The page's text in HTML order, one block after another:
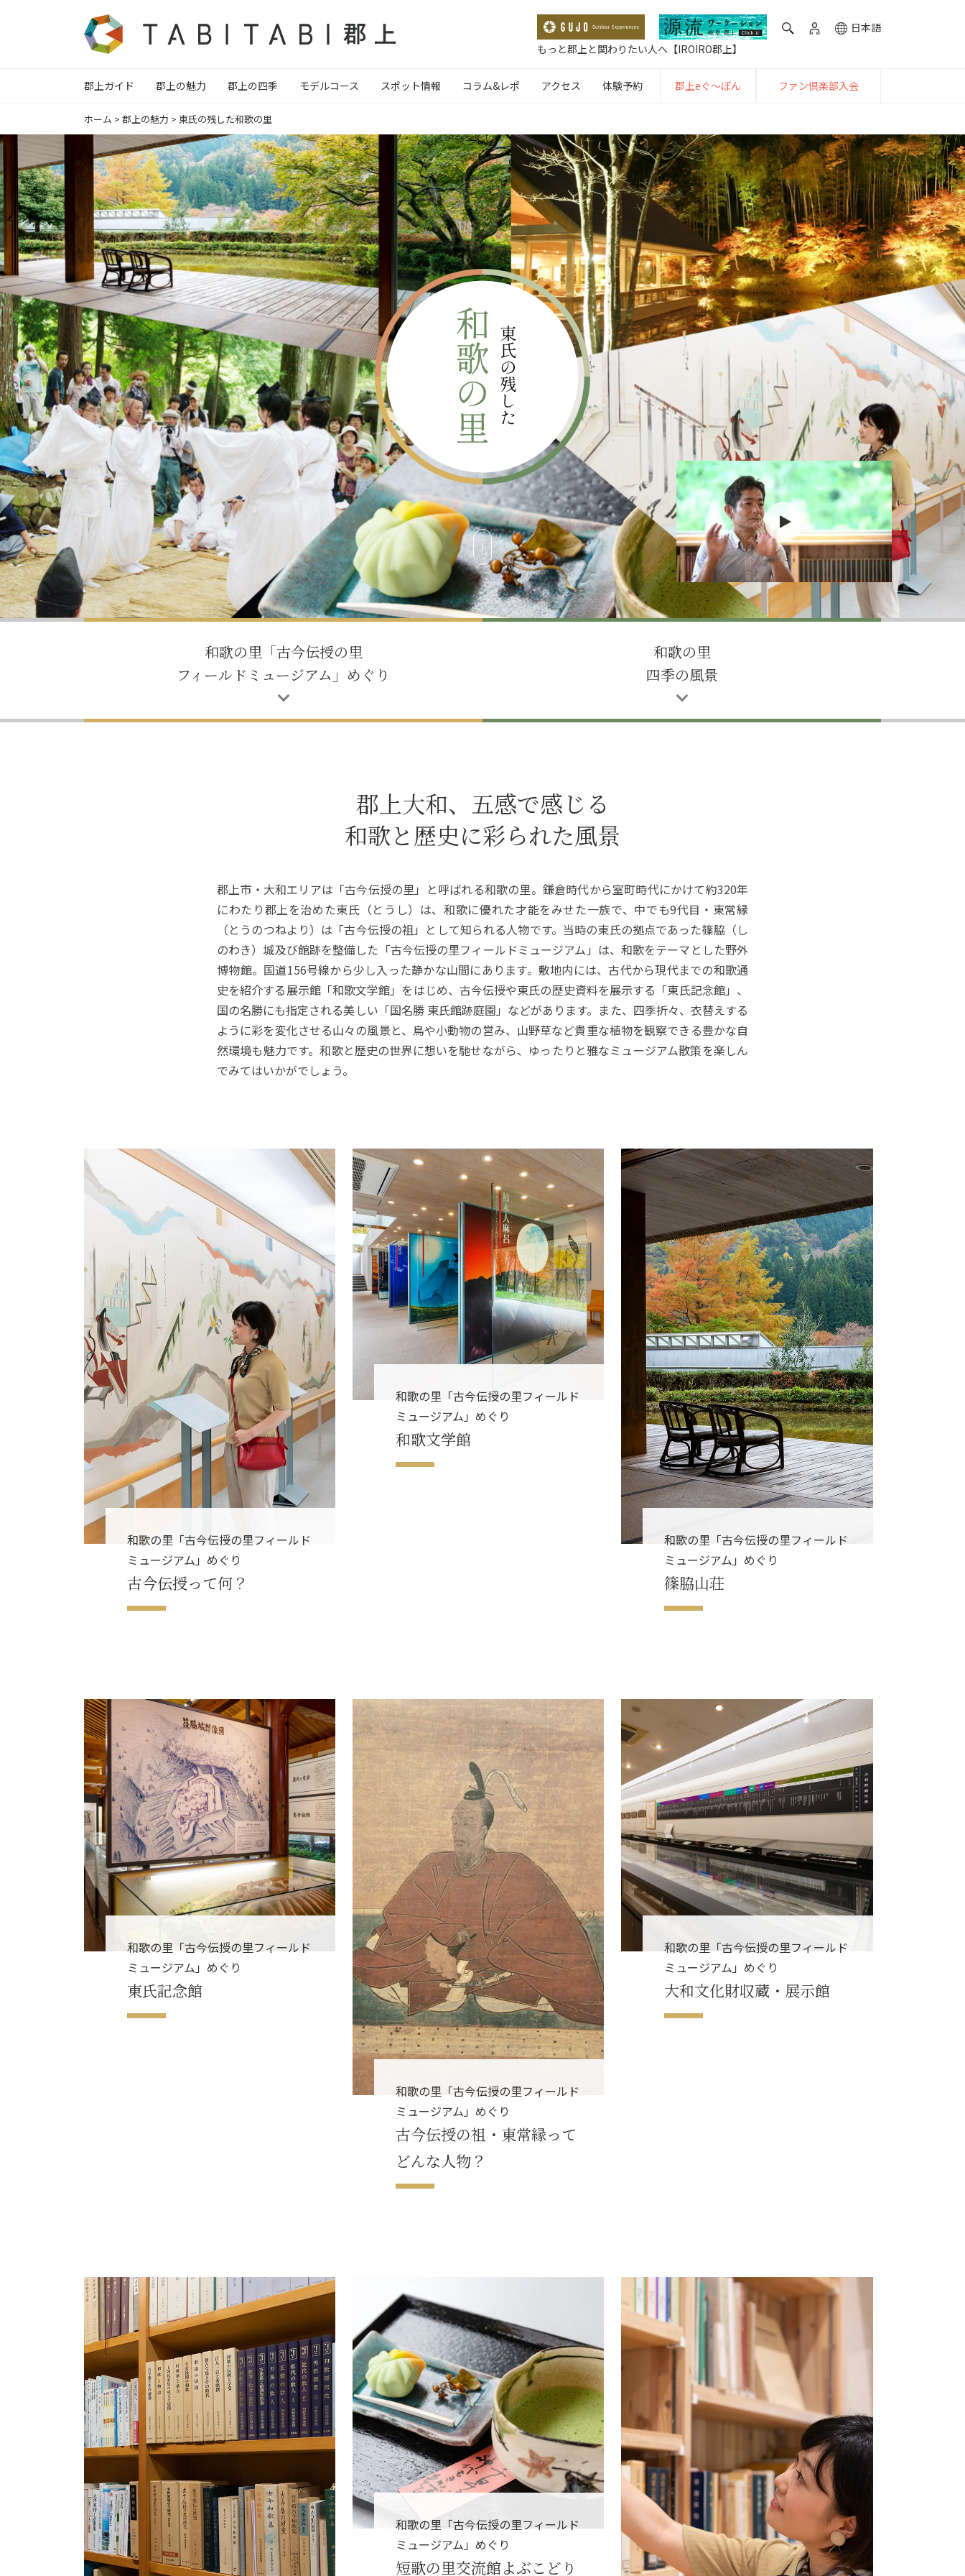
日本語
もっと郡上と関わりたい人へ【IROIRO郡上】
郡上ガイド 郡上の魅力 郡上の四季 モデルコース スポット情報 コラム&レポ アクセス 体験予約 郡上eぐ〜ぽん ファン倶楽部入会
ホーム > 郡上の魅力 > 東氏の残した和歌の里
和歌の里「古今伝授の里
フィールドミュージアム」めぐり
和歌の里
四季の風景
郡上大和、五感で感じる
和歌と歴史に彩られた風景
郡上市・大和エリアは「古今伝授の里」と呼ばれる和歌の里。鎌倉時代から室町時代にかけて約320年
にわたり郡上を治めた東氏（とうし）は、和歌に優れた才能をみせた一族で、中でも9代目・東常縁
（とうのつねより）は「古今伝授の祖」として知られる人物です。当時の東氏の拠点であった篠脇（し
のわき）城及び館跡を整備した「古今伝授の里フィールドミュージアム」は、和歌をテーマとした野外
博物館。国道156号線から少し入った静かな山間にあります。敷地内には、古代から現代までの和歌通
史を紹介する展示館「和歌文学館」をはじめ、古今伝授や東氏の歴史資料を展示する「東氏記念館」、
国の名勝にも指定される美しい「国名勝 東氏館跡庭園」などがあります。また、四季折々、衣替えする
ように彩を変化させる山々の風景と、鳥や小動物の営み、山野草など貴重な植物を観察できる豊かな自
然環境も魅力です。和歌と歴史の世界に想いを馳せながら、ゆったりと雅なミュージアム散策を楽しん
でみてはいかがでしょう。
和歌の里「古今伝授の里フィールド
ミュージアム」めぐり
古今伝授って何？
和歌の里「古今伝授の里フィールド
ミュージアム」めぐり
和歌文学館
和歌の里「古今伝授の里フィールド
ミュージアム」めぐり
篠脇山荘
和歌の里「古今伝授の里フィールド
ミュージアム」めぐり
東氏記念館
和歌の里「古今伝授の里フィールド
ミュージアム」めぐり
古今伝授の祖・東常縁って
どんな人物？
和歌の里「古今伝授の里フィールド
ミュージアム」めぐり
大和文化財収蔵・展示館
和歌の里「古今伝授の里フィールド
ミュージアム」めぐり
短歌の里交流館よぶこどり